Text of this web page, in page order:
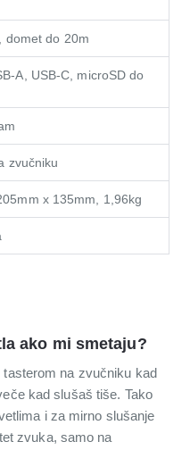
domet do 20m
A, USB-C, microSD do
zvučniku
x 135mm, 1,96kg
ako mi smetaju?
na zvučniku kad
kad slušaš tiše. Tako
i za mirno slušanje
zvuka, samo na